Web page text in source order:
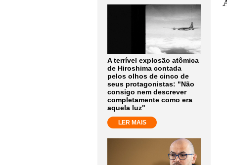
A terrível explosão atômica
de Hiroshima contada
pelos olhos de cinco de
seus protagonistas: "Não
consigo nem descrever
completamente como era
aquela luz"
LER MAIS